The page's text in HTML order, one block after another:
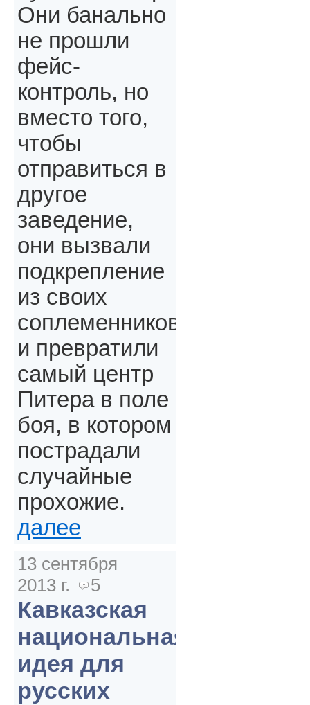
Они банально
не прошли
фейс-
контроль, но
вместо того,
чтобы
отправиться в
другое
заведение,
они вызвали
подкрепление
из своих
соплеменников
и превратили
самый центр
Питера в поле
боя, в котором
пострадали
случайные
прохожие.
далее
13 сентября
2013 г.
5
Кавказская
национальная
идея для
русских